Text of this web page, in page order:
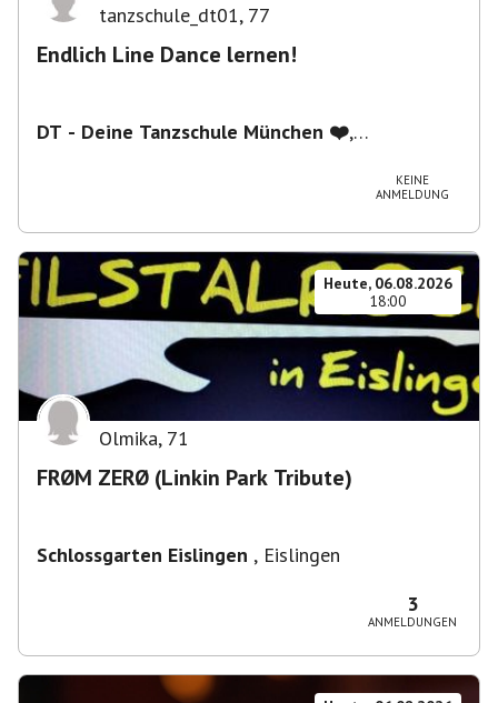
tanzschule_dt01, 77
Endlich Line Dance lernen!
DT - Deine Tanzschule München ❤️,
KEINE
ANMELDUNG
Heute, 06.08.2026
18:00
Olmika, 71
FRØM ZERØ (Linkin Park Tribute)
Schlossgarten Eislingen , Eislingen
3
ANMELDUNGEN